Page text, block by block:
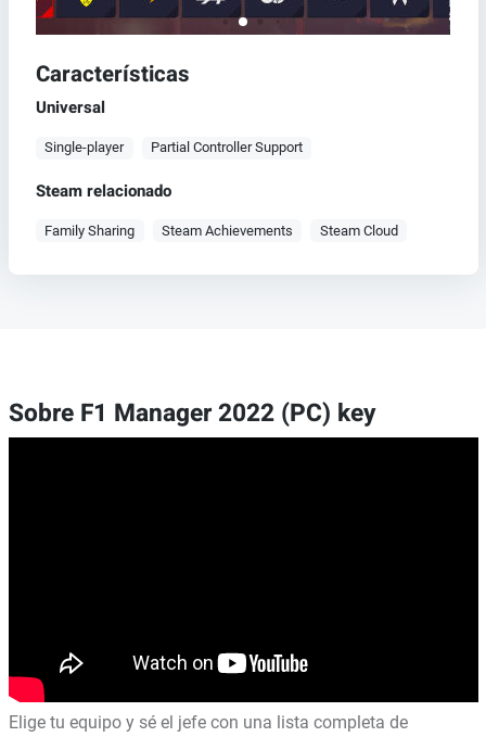
Características
Universal
Single-player Partial Controller Support
Steam relacionado
Family Sharing Steam Achievements Steam Cloud
Sobre F1 Manager 2022 (PC) key
Elige tu equipo y sé el jefe con una lista completa de